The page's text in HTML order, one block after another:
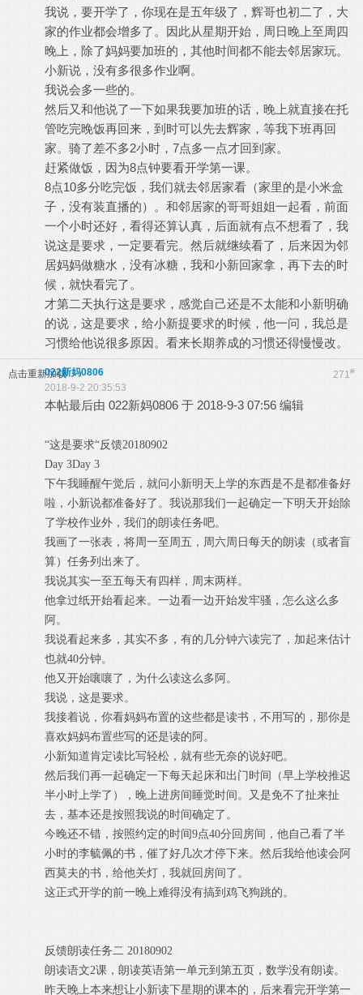
我说，要开学了，你现在是五年级了，辉哥也初二了，大
家的作业都会增多了。因此从星期开始，周日晚上至周四
晚上，除了妈妈要加班的，其他时间都不能去邻居家玩。
小新说，没有多很多作业啊。
我说会多一些的。
然后又和他说了一下如果我要加班的话，晚上就直接在托
管吃完晚饭再回来，到时可以先去辉家，等我下班再回
家。骑了差不多2小时，7点多一点才回到家。
赶紧做饭，因为8点钟要看开学第一课。
8点10多分吃完饭，我们就去邻居家看（家里的是小米盒
子，没有装直播的）。和邻居家的哥哥姐姐一起看，前面
一个小时还好，看得还算认真，后面就有点不想看了，我
说这是要求，一定要看完。然后就继续看了，后来因为邻
居妈妈做糖水，没有冰糖，我和小新回家拿，再下去的时
候，就快看完了。
才第二天执行这是要求，感觉自己还是不太能和小新明确
的说，这是要求，给小新提要求的时候，他一问，我总是
习惯给他说很多原因。看来长期养成的习惯还得慢慢改。
点击重新加载 271#
022新妈0806
2018-9-2 20:35:53
本帖最后由 022新妈0806 于 2018-9-3 07:56 编辑
“这是要求“反馈20180902
Day 3Day 3
下午我睡醒午觉后，就问小新明天上学的东西是不是都准备好
啦，小新说都准备好了。我说那我们一起确定一下明天开始除
了学校作业外，我们的朗读任务吧。
我画了一张表，将周一至周五，周六周日每天的朗读（或者盲
算）任务列出来了。
我说其实一至五每天有四样，周末两样。
他拿过纸开始看起来。一边看一边开始发牢骚，怎么这么多
阿。
我说看起来多，其实不多，有的几分钟六读完了，加起来估计
也就40分钟。
他又开始嚷嚷了，为什么读这么多阿。
我说，这是要求。
我接着说，你看妈妈布置的这些都是读书，不用写的，那你是
喜欢妈妈布置些写的还是读的阿。
小新知道肯定读比写轻松，就有些无奈的说好吧。
然后我们再一起确定一下每天起床和出门时间（早上学校推迟
半小时上学了），晚上进房间睡觉时间。又是免不了扯来扯
去，基本还是按照我说的时间确定了。
今晚还不错，按照约定的时间9点40分回房间，他自己看了半
小时的李毓佩的书，催了好几次才停下来。然后我给他读会阿
西莫夫的书，给他关灯，我就回房间了。
这正式开学的前一晚上难得没有搞到鸡飞狗跳的。
反馈朗读任务二 20180902
朗读语文2课，朗读英语第一单元到第五页，数学没有朗读。
昨天晚上本来想让小新读下星期的课本的，后来看完开学第一